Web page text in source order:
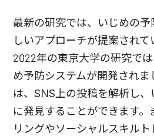
最新の研究では、いじめの
しいアプローチが提案されて
2022年の東京大学の研究で
め予防システムが開発されま
は、SNS上の投稿を解析し
に発見することができます。
リングやソーシャルスキル